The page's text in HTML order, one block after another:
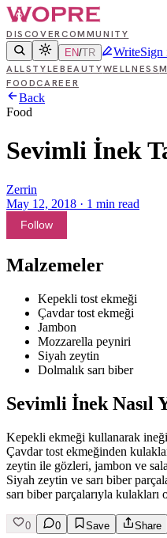
DISCOVERCOMMUNITY
EN/TR WriteSign
ALLSTYLE BEAUTYWELLNESS
FOODCAREER
Back
Food
Sevimli İnek
Zerrin
May 12, 2018 · 1 min read
Follow
Malzemeler
Kepekli tost ekmeği
Çavdar tost ekmeği
Jambon
Mozzarella peyniri
Siyah zeytin
Dolmalık sarı biber
Sevimli İnek Nasıl
Kepekli ekmeği kullanarak
Çavdar tost ekmeğinden
zeytin ile gözleri, jambon ve
Siyah zeytin ve sarı biber
sarı biber parçalarıyla kulakları
0 0 Save Share